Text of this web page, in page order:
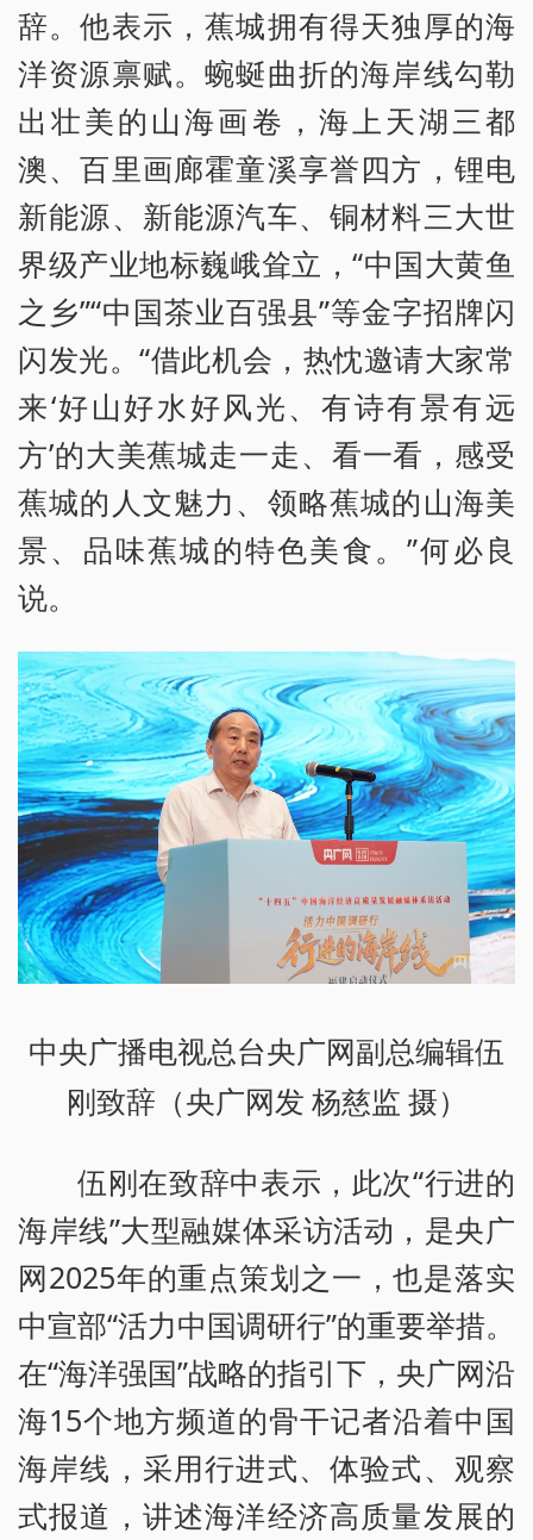
辞。他表示，蕉城拥有得天独厚的海
洋资源禀赋。蜿蜒曲折的海岸线勾勒
出壮美的山海画卷，海上天湖三都
澳、百里画廊霍童溪享誉四方，锂电
新能源、新能源汽车、铜材料三大世
界级产业地标巍峨耸立，“中国大黄鱼
之乡”“中国茶业百强县”等金字招牌闪
闪发光。“借此机会，热忱邀请大家常
来‘好山好水好风光、有诗有景有远
方’的大美蕉城走一走、看一看，感受
蕉城的人文魅力、领略蕉城的山海美
景、品味蕉城的特色美食。”何必良
说。
中央广播电视总台央广网副总编辑伍
刚致辞（央广网发 杨慈监 摄）
伍刚在致辞中表示，此次“行进的
海岸线”大型融媒体采访活动，是央广
网2025年的重点策划之一，也是落实
中宣部“活力中国调研行”的重要举措。
在“海洋强国”战略的指引下，央广网沿
海15个地方频道的骨干记者沿着中国
海岸线，采用行进式、体验式、观察
式报道，讲述海洋经济高质量发展的